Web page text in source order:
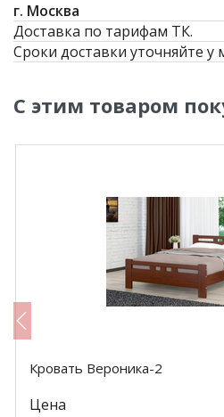
г. Москва
Доставка по тарифам ТК.
Сроки доставки уточняйте у
С этим товаром
Кровать Вероника-2
Цена